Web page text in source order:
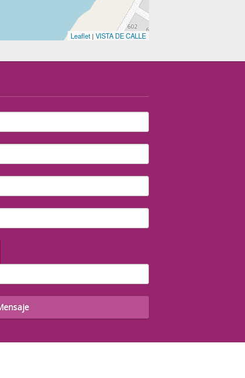
Leaflet | VISTA DE CALLE